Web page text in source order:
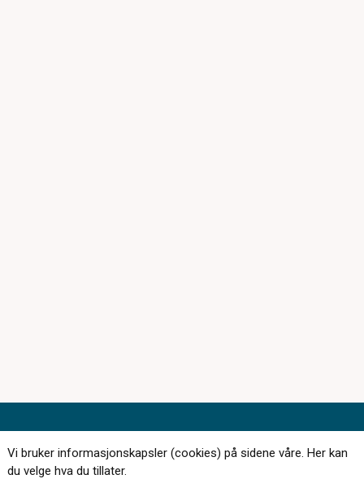
Kontakt oss
Vi bruker informasjonskapsler (cookies) på sidene våre. Her kan
du velge hva du tillater.